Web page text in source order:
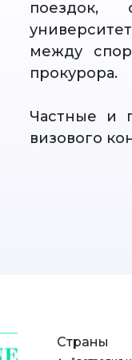
поездок,
между
прокурора.
Частные и
визового
Страны